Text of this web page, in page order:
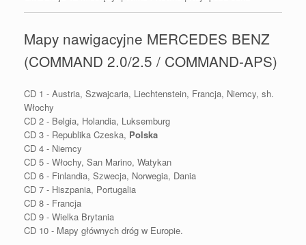
Mapy nawigacyjne MERCEDES BENZ
(COMMAND 2.0/2.5 / COMMAND-APS)
CD 1 - Austria, Szwajcaria, Liechtenstein, Francja, Niemcy, sh.
Włochy
CD 2 - Belgia, Holandia, Luksemburg
CD 3 - Republika Czeska, Polska
CD 4 - Niemcy
CD 5 - Włochy, San Marino, Watykan
CD 6 - Finlandia, Szwecja, Norwegia, Dania
CD 7 - Hiszpania, Portugalia
CD 8 - Francja
CD 9 - Wielka Brytania
CD 10 - Mapy głównych dróg w Europie.